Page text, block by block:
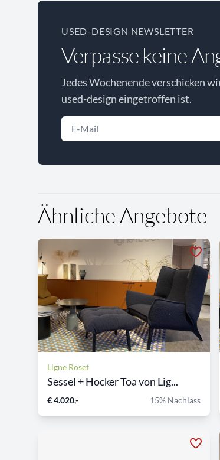
USED-DESIGN NEWSLETTER
Verpasse keine
Jedes Wochenende verschicken
used-design eingetroffen ist.
Ähnliche Angebote
Ligne Roset
Sessel + Hocker Toa von Lig...
€ 4.020,- 15% Nachlass